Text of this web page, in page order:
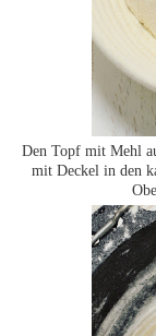
Den Topf mit Mehl
mit Deckel in den